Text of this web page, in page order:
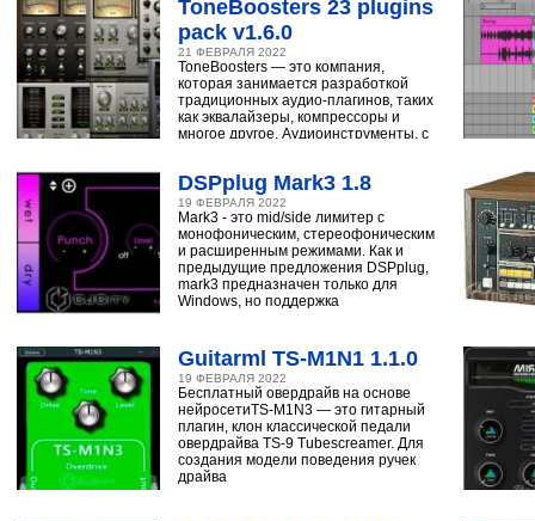
ToneBoosters 23 plugins
pack v1.6.0
21 ФЕВРАЛЯ 2022
ToneBoosters — это компания,
которая занимается разработкой
традиционных аудио-плагинов, таких
как эквалайзеры, компрессоры и
многое другое. Аудиоинструменты, с
DSPplug Mark3 1.8
19 ФЕВРАЛЯ 2022
Mark3 - это mid/side лимитер с
монофоническим, стереофоническим
и расширенным режимами. Как и
предыдущие предложения DSPplug,
mark3 предназначен только для
Windows, но поддержка
Guitarml TS-M1N1 1.1.0
19 ФЕВРАЛЯ 2022
Бесплатный овердрайв на основе
нейросетиTS-M1N3 — это гитарный
плагин, клон классической педали
овердрайва TS-9 Tubescreamer. Для
создания модели поведения ручек
драйва